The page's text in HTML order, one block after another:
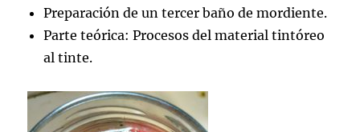
Preparación de un tercer baño de mordiente.
Parte teórica: Procesos del material tintóreo
al tinte.